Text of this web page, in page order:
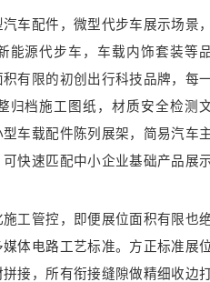
车配件，微型代步车展示场景
能源代步车，车载内饰套装等
有限的初创出行科技品牌，每
归档施工图纸，材质安全检测
车载配件陈列展架，简易汽车
快速匹配中小企业基础产品展
工管控，即便展位面积有限也
体电路工艺标准。方正标准展
接，所有衔接缝隙做精细收边